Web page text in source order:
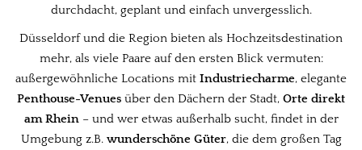
durchdacht, geplant und einfach unvergesslich.
Düsseldorf und die Region bieten als Hochzeitsdestination
mehr, als viele Paare auf den ersten Blick vermuten:
außergewöhnliche Locations mit Industriecharme, elegante
Penthouse-Venues über den Dächern der Stadt, Orte direkt
am Rhein– und wer etwas außerhalb sucht, findet in der
Umgebung z.B. wunderschöne Güter, die dem großen Tag